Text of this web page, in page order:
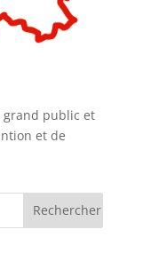
grand public et
et de